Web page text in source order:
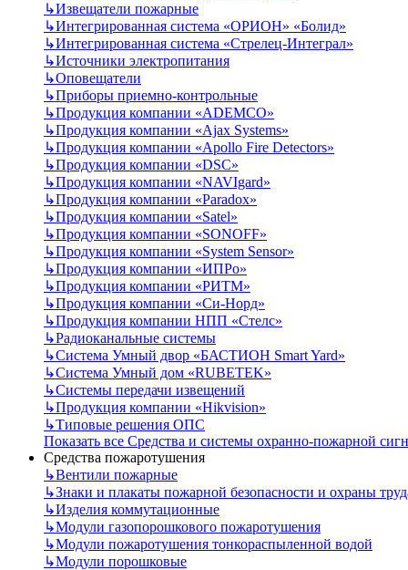
↳Извещатели пожарные
↳Интегрированная система «ОРИОН» «Болид»
↳Интегрированная система «Стрелец-Интеграл»
↳Источники электропитания
↳Оповещатели
↳Приборы приемно-контрольные
↳Продукция компании «ADEMCO»
↳Продукция компании «Ajax Systems»
↳Продукция компании «Apollo Fire Detectors»
↳Продукция компании «DSC»
↳Продукция компании «NAVIgard»
↳Продукция компании «Paradox»
↳Продукция компании «Satel»
↳Продукция компании «SONOFF»
↳Продукция компании «System Sensor»
↳Продукция компании «ИПРо»
↳Продукция компании «РИТМ»
↳Продукция компании «Си-Норд»
↳Продукция компании НПП «Стелс»
↳Радиоканальные системы
↳Система Умный двор «БАСТИОН Smart Yard»
↳Система Умный дом «RUBETEK»
↳Системы передачи извещений
↳Продукция компании «Hikvision»
↳Типовые решения ОПС
Показать все Средства и системы охранно-пожарной
Средства пожаротушения
↳Вентили пожарные
↳Знаки и плакаты пожарной безопасности и охраны
↳Изделия коммутационные
↳Модули газопорошкового пожаротушения
↳Модули пожаротушения тонкораспыленной водой
↳Модули порошковые